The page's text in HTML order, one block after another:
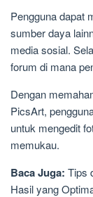
Pengguna dapat
sumber daya
media sosial.
forum di mana
Dengan
PicsArt,
untuk mengedit
memukau.
Baca Juga: Tips
Hasil yang